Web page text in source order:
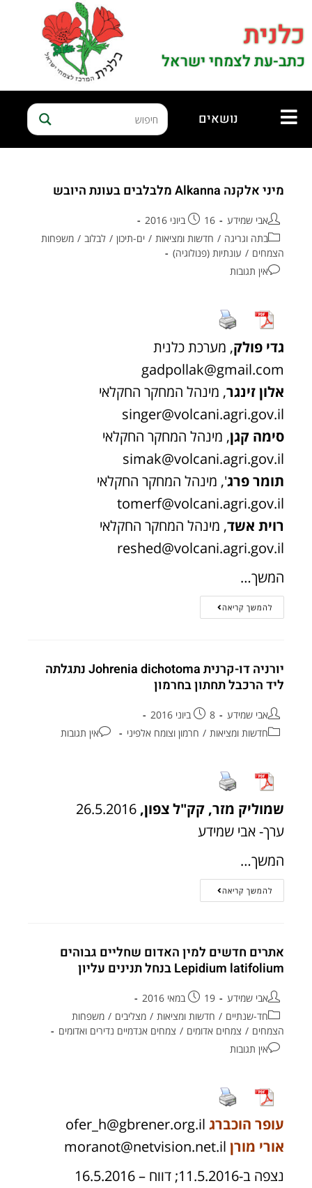
כלנית
כתב-עת לצמחי ישראל
נושאים
מיני אלקנה Alkanna מלבלבים בעונת היובש
אבי שמידע
16 ביוני 2016
בתה וגריגה / חדשות ומציאות / ים-תיכון / לבלוב / משפחות
הצמחים / עונתיות (פנולוגיה)
אין תגובות
גדי פולק, מערכת כלנית
gadpollak@gmail.com
אלון זינגר, מינהל המחקר החקלאי
singer@volcani.agri.gov.il
סימה קגן, מינהל המחקר החקלאי
simak@volcani.agri.gov.il
תומר פרג', מינהל המחקר החקלאי
tomerf@volcani.agri.gov.il
רוית אשד, מינהל המחקר החקלאי
reshed@volcani.agri.gov.il
המשך…
להמשך קריאה
יורניה דו-קרנית Johrenia dichotoma נתגלתה
ליד הרכבל תחתון בחרמון
אבי שמידע
8 ביוני 2016
חדשות ומציאות / חרמון וצומח אלפיני אין תגובות
שמוליק מזר, קק"ל צפון,26.5.2016
ערך- אבי שמידע
המשך…
להמשך קריאה
אתרים חדשים למין האדום שחליים גבוהים
Lepidium latifolium בנחל תנינים עליון
אבי שמידע
19 במאי 2016
חד-שנתיים / חדשות ומציאות / מצליבים / משפחות
הצמחים / צמחים אדומים / צמחים אנדמיים נדירים ואדומים
אין תגובות
עופר הוכברג ofer_h@gbrener.org.il
אורי מורן @netvision.net.il
נצפה ב-11.5.2016; דווח – 16.5.2016